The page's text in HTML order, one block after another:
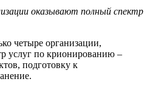
оказывают полный спектр
четыре организации,
услуг по крионированию –
подготовку к